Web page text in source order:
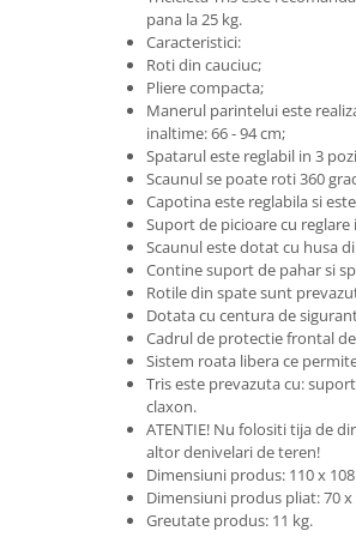
Saltele de la 120 x 60 cm
Saltele de la 140 x 70 cm
Saltele 127 x 63 cm
Saltele de la 160 x 80 cm
Saltele gonflabile
Lenjerii patuturi
Lenjerii patut 120 x 60 cm
Lenjerii patut 140 x 70 cm
Lenjerie patuturi tineret
Baldachin patut
Perne copii si mamici
Protectii saltea
Tarcuri si patuturi pliabile
Patut pliant copii
Tarc de joaca copii
Comode copii
pana la 25 kg.
Caracteristici:
Roti din cauciuc;
Pliere compacta;
Manerul parintelui este
inaltime: 66 - 94 cm;
Spatarul este reglabil in 3
Scaunul se poate roti 360
Capotina este reglabila si
Suport de picioare cu reglare
Scaunul este dotat cu husa
Contine suport de pahar si
Rotile din spate sunt
Dotata cu centura de
Cadrul de protectie frontal
Sistem roata libera ce
Tris este prevazuta cu:
claxon.
ATENTIE! Nu folositi tija de
altor denivelari de teren!
Dimensiuni produs: 110 x
Dimensiuni produs pliat: 70 x
Greutate produs: 11 kg.